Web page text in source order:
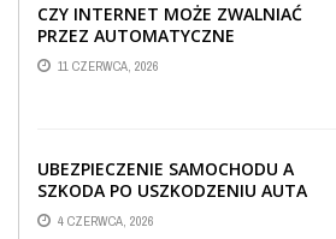
CZY INTERNET MOŻE ZWALNIAĆ
PRZEZ AUTOMATYCZNE
AKTUALIZACJE SYSTEMÓW SMART
TV?
11 CZERWCA, 2026
UBEZPIECZENIE SAMOCHODU A
SZKODA PO USZKODZENIU AUTA
PRZEZ SPADAJĄCY FRAGMENT
OGRODZENIA
4 CZERWCA, 2026